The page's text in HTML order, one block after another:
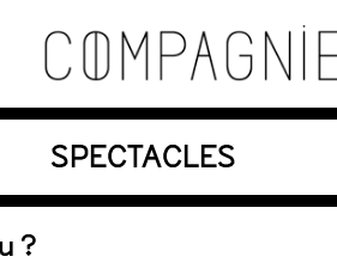
marionnettes,
SPECTACLES
?